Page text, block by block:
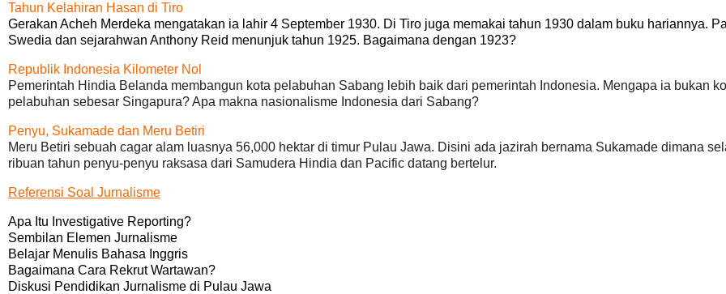
Tahun Kelahiran Hasan di Tiro
Gerakan Acheh Merdeka mengatakan ia lahir 4 September 1930. Di Tiro juga memakai tahun 1930 dalam buku hariannya.
Swedia dan sejarahwan Anthony Reid menunjuk tahun 1925. Bagaimana dengan 1923?
Republik Indonesia Kilometer Nol
Pemerintah Hindia Belanda membangun kota pelabuhan Sabang lebih baik dari pemerintah Indonesia. Mengapa ia bukan
pelabuhan sebesar Singapura? Apa makna nasionalisme Indonesia dari Sabang?
Penyu, Sukamade dan Meru Betiri
Meru Betiri sebuah cagar alam luasnya 56,000 hektar di timur Pulau Jawa. Disini ada jazirah bernama Sukamade dimana
ribuan tahun penyu-penyu raksasa dari Samudera Hindia dan Pacific datang bertelur.
Referensi Soal Jurnalisme
Apa Itu Investigative Reporting?
Sembilan Elemen Jurnalisme
Belajar Menulis Bahasa Inggris
Bagaimana Cara Rekrut Wartawan?
Diskusi Pendidikan Jurnalisme di Pulau Jawa